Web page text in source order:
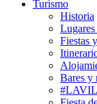
Turismo
Historia
Lugares
Fiestas
Bares y